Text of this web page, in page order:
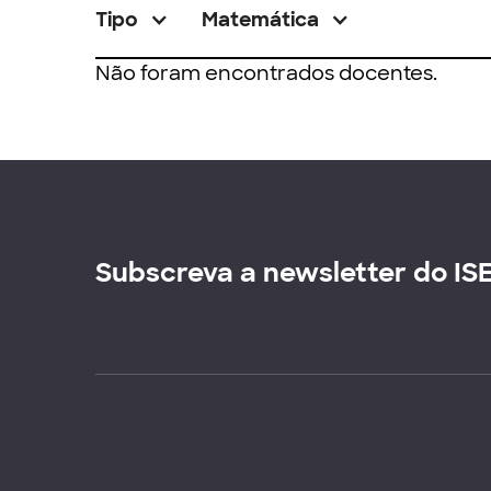
Tipo Matemática
Não foram encontrados docentes.
Subscreva a newsletter do